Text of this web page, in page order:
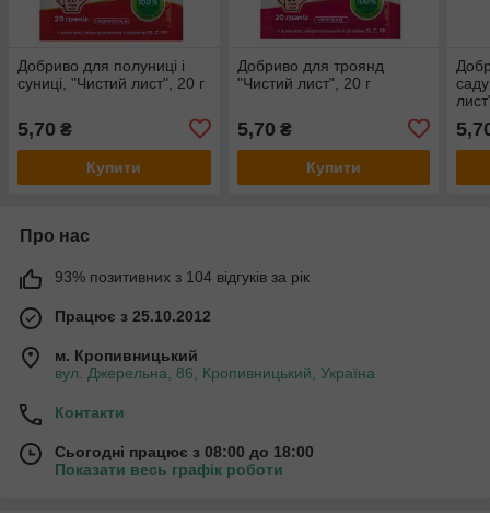
Добриво для полуниці і
суниці, "Чистий лист", 20 г
5,70 ₴
Купити
Добриво для троянд
"Чистий лист", 20 г
5,70 ₴
Купити
Про нас
93% позитивних з 104 відгуків за рік
Працює з 25.10.2012
м. Кропивницький
вул. Джерельна, 86, Кропивницький, Україна
Контакти
Сьогодні працює з 08:00 до 18:00
Показати весь графік роботи